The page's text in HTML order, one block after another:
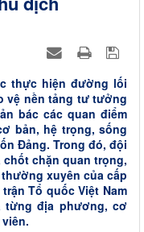
thực hiện đường lối
vệ nền tảng tư tưởng
bác các quan điểm
bản, hệ trọng, sống
Đảng. Trong đó, đội
chặn quan trọng,
xuyên của cấp
Tổ quốc Việt Nam
từng địa phương, cơ